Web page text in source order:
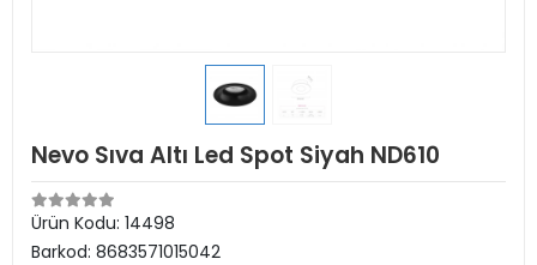
Nevo Sıva Altı Led Spot Siyah ND610
Ürün Kodu: 14498
Barkod: 8683571015042